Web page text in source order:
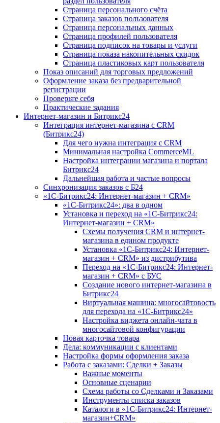
Страница персонального счёта
Страница заказов пользователя
Страница персональных данных
Страница профилей пользователя
Страница подписок на товары и услуги
Страница показа накопительных скидок
Страница пластиковых карт пользователя
Показ описаний для торговых предложений
Оформление заказа без предварительной
регистрации
Проверьте себя
Практические задания
Интернет-магазин и Битрикс24
Интеграция интернет-магазина с CRM
(Битрикс24)
Для чего нужна интеграция с CRM
Минимальная настройка CommerceML
Настройка интеграции магазина и портала
Битрикс24
Дальнейшая работа и частые вопросы
Синхронизация заказов с Б24
«1С-Битрикс24: Интернет-магазин + CRM»
«1С-Битрикс24»: два в одном
Установка и переход на «1С-Битрикс24:
Интернет-магазин + CRM»
Схемы получения CRM и интернет-
магазина в едином продукте
Установка «1С-Битрикс24: Интернет-
магазин + CRM» из дистрибутива
Переход на «1С-Битрикс24: Интернет-
магазин + CRM» с БУС
Создание нового интернет-магазина в
Битрикс24
Виртуальная машина: многосайтовость
для перехода на «1С-Битрикс24»
Настройка виджета онлайн-чата в
многосайтовой конфигурации
Новая карточка товара
Дела: коммуникации с клиентами
Настройка формы оформления заказа
Работа с заказами: Сделки + Заказы
Важные моменты
Основные сценарии
Схема работы со Сделками и Заказами
Инструменты списка заказов
Каталоги в «1С-Битрикс24: Интернет-
магазин+CRM»